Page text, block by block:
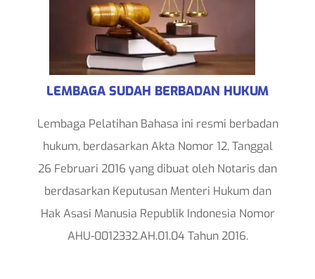
LEMBAGA SUDAH BERBADAN HUKUM
Lembaga Pelatihan Bahasa ini resmi berbadan
hukum, berdasarkan Akta Nomor 12, Tanggal
26 Februari 2016 yang dibuat oleh Notaris dan
berdasarkan Keputusan Menteri Hukum dan
Hak Asasi Manusia Republik Indonesia Nomor
AHU-0012332.AH.01.04 Tahun 2016.